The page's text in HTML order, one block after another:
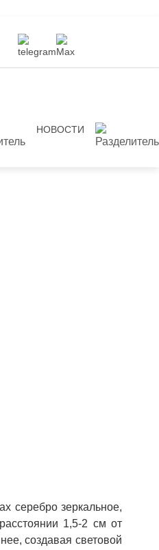
НОВОСТИ
серебро зеркальное,
1,5-2 см от
создавая световой